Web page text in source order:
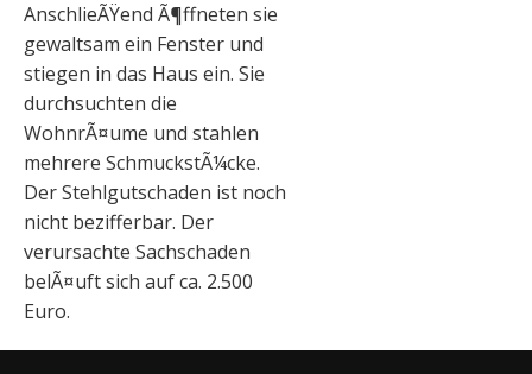
AnschlieÃŸend Ã¶ffneten sie
gewaltsam ein Fenster und
stiegen in das Haus ein. Sie
durchsuchten die
WohnrÃ¤ume und stahlen
mehrere SchmuckstÃ¼cke.
Der Stehlgutschaden ist noch
nicht bezifferbar. Der
verursachte Sachschaden
belÃ¤uft sich auf ca. 2.500
Euro.